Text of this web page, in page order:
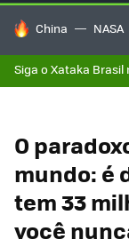
TENDÊNCIAS DO
China NASA
Siga o Xataka Brasil
O
mundo: é
tem 33
você